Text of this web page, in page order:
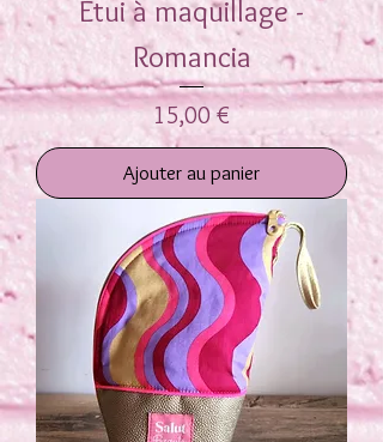
Etui à maquillage -
Romancia
Prix
15,00 €
Ajouter au panier